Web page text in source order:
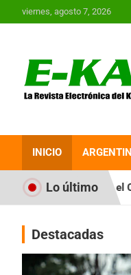
al
viernes, agosto 7, 2026
Revista
Karting
INICIO
Lo último
el Campeonato Clausura
Destacadas